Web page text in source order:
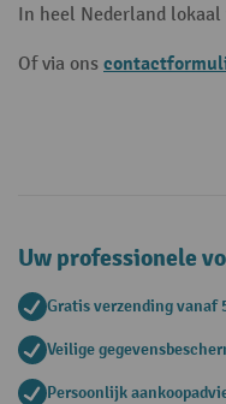
In heel Nederland
Of via ons
Uw professionele
Gratis verzending vanaf
Veilige
Persoonlijk